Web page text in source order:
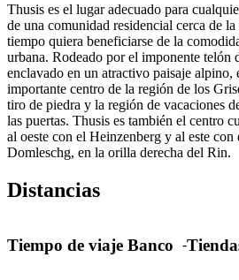
Thusis es el lugar adecuado para
de una comunidad residencial cerca de
tiempo quiera beneficiarse de la
urbana. Rodeado por el imponente telón
enclavado en un atractivo paisaje alpino,
importante centro de la región de los
tiro de piedra y la región de vacaciones
las puertas. Thusis es también el centro
al oeste con el Heinzenberg y al este
Domleschg, en la orilla derecha del Rin.
Distancias
Tiempo de viaje Banco -